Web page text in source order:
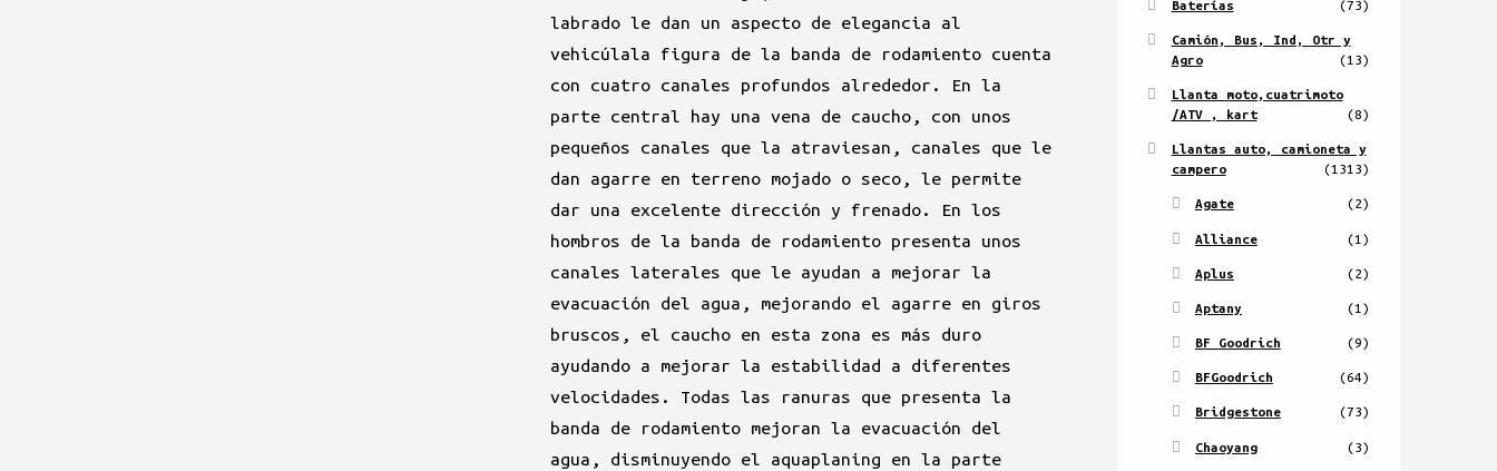
labrado le dan un aspecto de elegancia al
vehicúlala figura de la banda de rodamiento cuenta
con cuatro canales profundos alrededor. En la
parte central hay una vena de caucho, con unos
pequeños canales que la atraviesan, canales que le
dan agarre en terreno mojado o seco, le permite
dar una excelente dirección y frenado. En los
hombros de la banda de rodamiento presenta unos
canales laterales que le ayudan a mejorar la
evacuación del agua, mejorando el agarre en giros
bruscos, el caucho en esta zona es más duro
ayudando a mejorar la estabilidad a diferentes
velocidades. Todas las ranuras que presenta la
banda de rodamiento mejoran la evacuación del
agua, disminuyendo el aquaplaning en la parte
Baterías (73)
Camión, Bus, Ind, Otr y
Agro
(13)
Llanta moto,cuatrimoto
/ATV , kart
(8)
Llantas auto, camioneta y
campero
(1313)
Agate (2)
Alliance (1)
Aplus (2)
Aptany (1)
BF Goodrich (9)
BFGoodrich (64)
Bridgestone (73)
Chaoyang (3)